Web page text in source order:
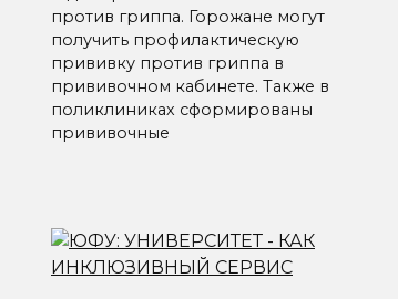
против гриппа. Горожане могут
получить профилактическую
прививку против гриппа в
прививочном кабинете. Также в
поликлиниках сформированы
прививочные